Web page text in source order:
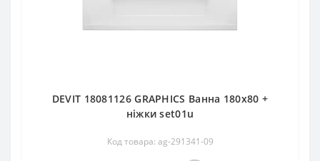
DEVIT 18081126 GRAPHICS Ванна 180х80 +
ніжки set01u
Код товара: ag-291341-09